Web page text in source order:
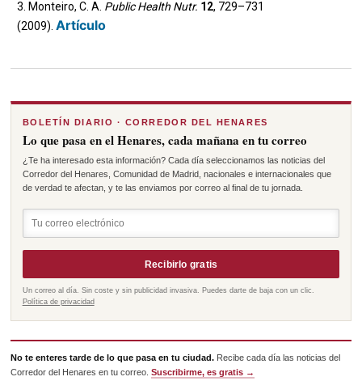
3. Monteiro, C. A. Public Health Nutr. 12, 729–731
(2009).Artículo
BOLETÍN DIARIO · CORREDOR DEL HENARES
Lo que pasa en el Henares, cada mañana en tu correo
¿Te ha interesado esta información? Cada día seleccionamos las noticias del
Corredor del Henares, Comunidad de Madrid, nacionales e internacionales que
de verdad te afectan, y te las enviamos por correo al final de tu jornada.
Recibirlo gratis
Un correo al día. Sin coste y sin publicidad invasiva. Puedes darte de baja con un clic.
Política de privacidad
No te enteres tarde de lo que pasa en tu ciudad. Recibe cada día las noticias del
Corredor del Henares en tu correo.Suscribirme, es gratis →